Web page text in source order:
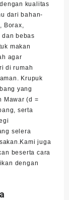
kualitas
dari bahan-
Borax,
dan bebas
makan
agar
di rumah
Krupuk
yang
Mawar (d =
serta
selera
juga
beserta cara
dengan